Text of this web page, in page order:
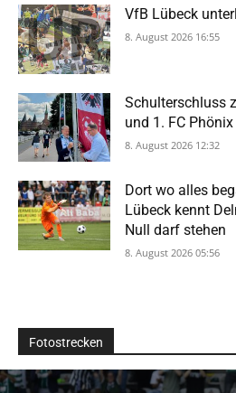
VfB Lübeck
8. August 2026 16:55
Schulterschluss
und 1. FC Phönix
8. August 2026 12:32
Dort wo alles
Lübeck kennt
Null darf stehen
8. August 2026 05:56
Fotostrecken